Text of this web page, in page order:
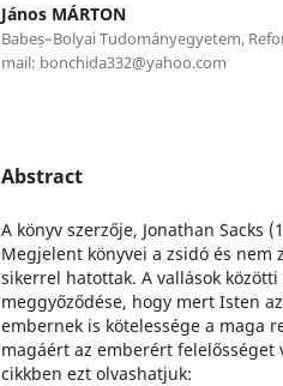
János MÁRTON
Babeș–Bolyai Tudományegyetem,
mail: bonchida332@yahoo.com
Abstract
A könyv szerzője, Jonathan Sacks
Megjelent könyvei a zsidó és nem
sikerrel hatottak. A vallások
meggyőződése, hogy mert Isten
embernek is kötelessége a maga
magáért az emberért
cikkben ezt olvashatjuk: